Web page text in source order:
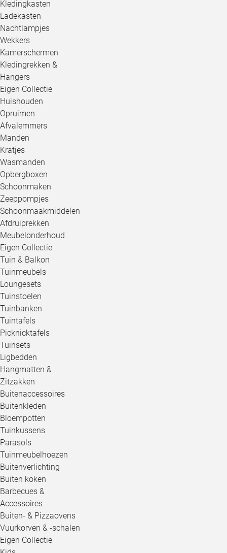
Kledingkasten
Ladekasten
Nachtlampjes
Wekkers
Kamerschermen
Kledingrekken &
Hangers
Eigen Collectie
Huishouden
Opruimen
Afvalemmers
Manden
Kratjes
Wasmanden
Opbergboxen
Schoonmaken
Zeeppompjes
Schoonmaakmiddelen
Afdruiprekken
Meubelonderhoud
Eigen Collectie
Tuin & Balkon
Tuinmeubels
Loungesets
Tuinstoelen
Tuinbanken
Tuintafels
Picknicktafels
Tuinsets
Ligbedden
Hangmatten &
Zitzakken
Buitenaccessoires
Buitenkleden
Bloempotten
Tuinkussens
Parasols
Tuinmeubelhoezen
Buitenverlichting
Buiten koken
Barbecues &
Accessoires
Buiten- & Pizzaovens
Vuurkorven & -schalen
Eigen Collectie